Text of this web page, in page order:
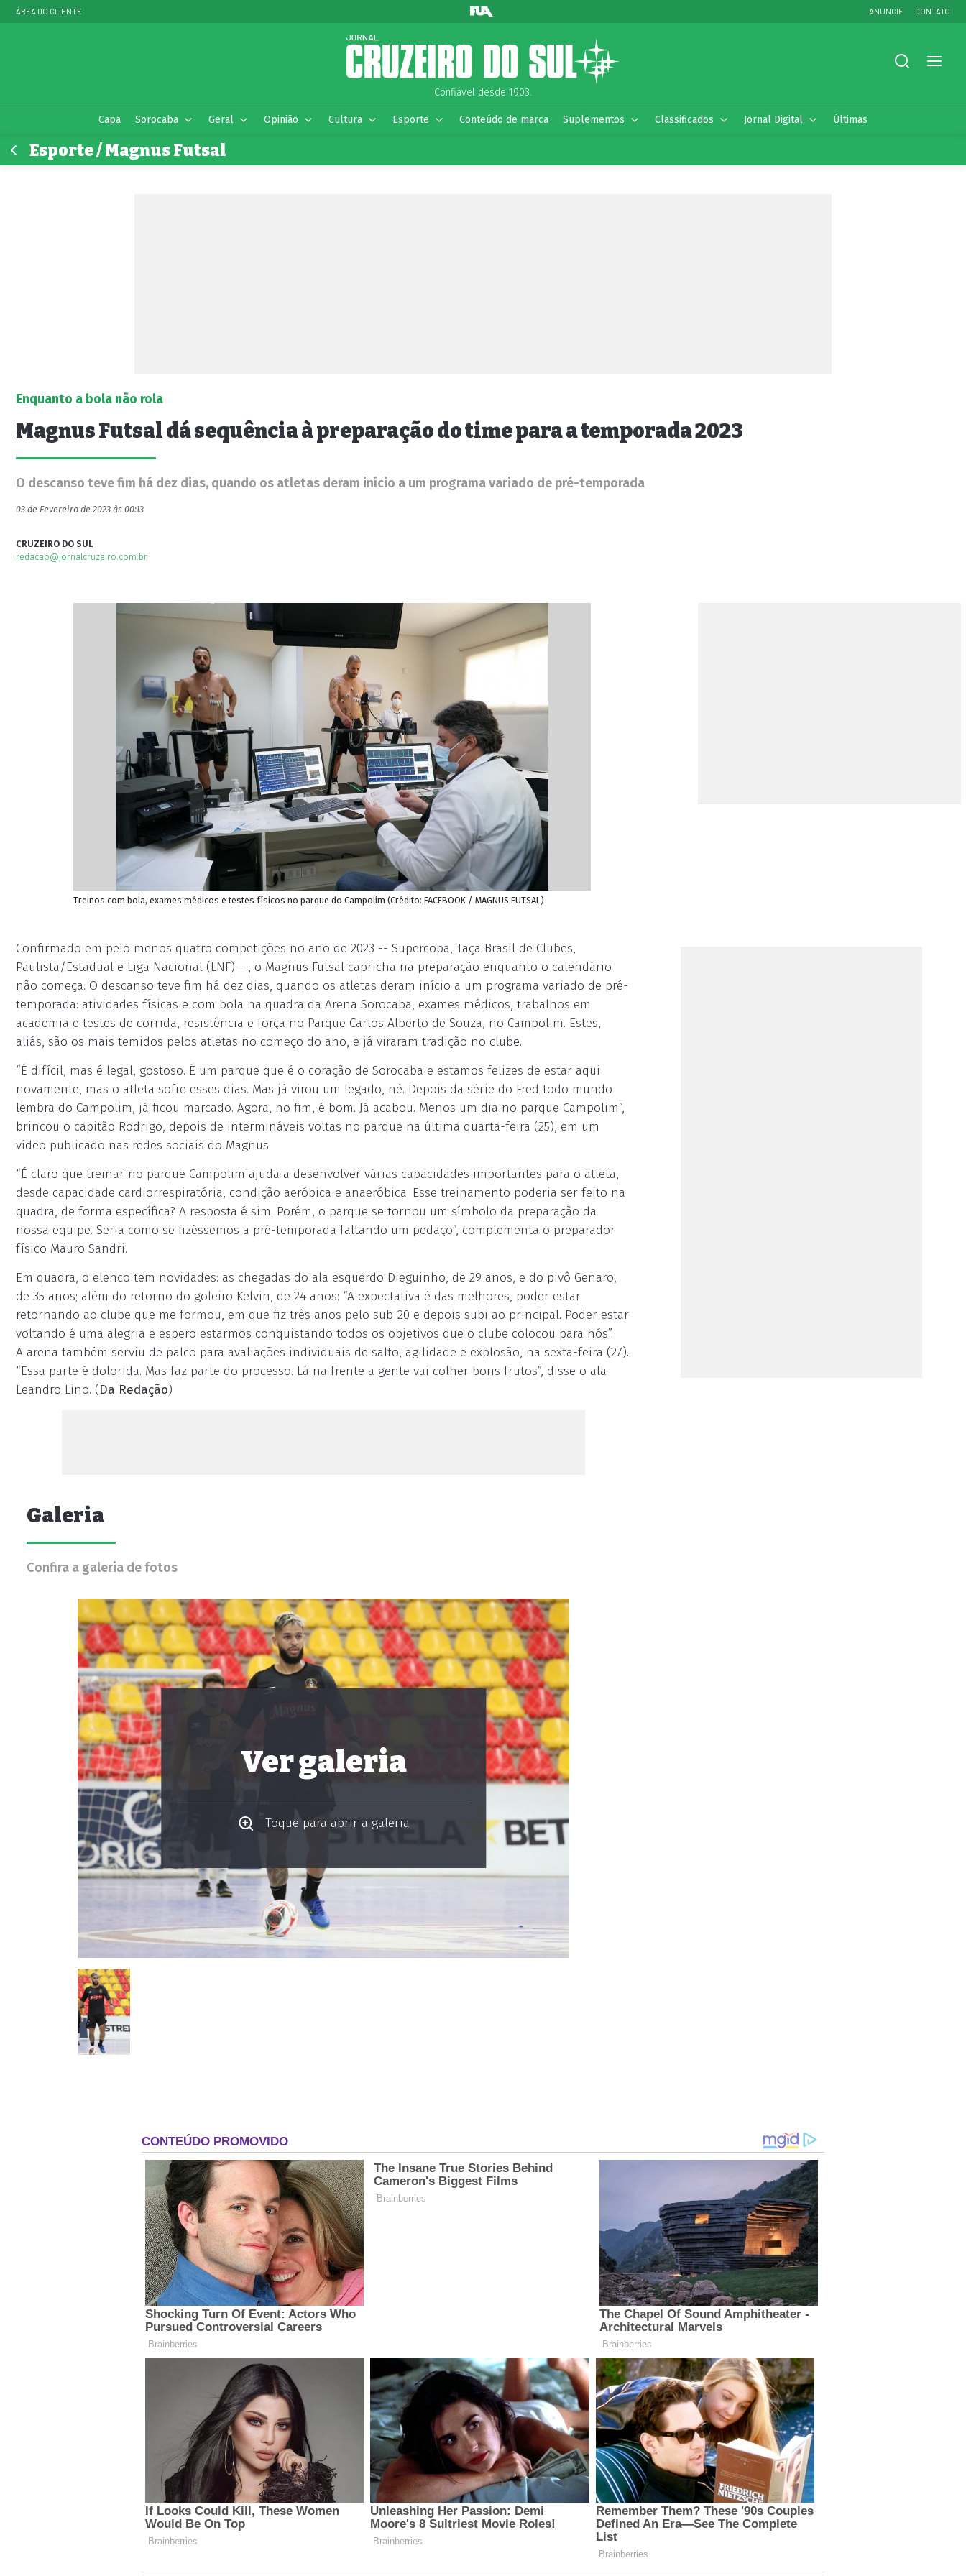
ÁREA DO CLIENTE ANUNCIE CONTATO
Confiável desde 1903.
Capa Sorocaba Geral Opinião Cultura Esporte Conteúdo de marca Suplementos Classificados Jornal Digital Últimas
Esporte / Magnus Futsal
Enquanto a bola não rola
Magnus Futsal dá sequência à preparação do time para a temporada 2023
O descanso teve fim há dez dias, quando os atletas deram início a um programa variado de pré-temporada
03 de Fevereiro de 2023 às 00:13
CRUZEIRO DO SUL
redacao@jornalcruzeiro.com.br
Treinos com bola, exames médicos e testes físicos no parque do Campolim (Crédito: FACEBOOK / MAGNUS FUTSAL)
Confirmado em pelo menos quatro competições no ano de 2023 -- Supercopa, Taça Brasil de Clubes,
Paulista/Estadual e Liga Nacional (LNF) --, o Magnus Futsal capricha na preparação enquanto o calendário
não começa. O descanso teve fim há dez dias, quando os atletas deram início a um programa variado de pré-
temporada: atividades físicas e com bola na quadra da Arena Sorocaba, exames médicos, trabalhos em
academia e testes de corrida, resistência e força no Parque Carlos Alberto de Souza, no Campolim. Estes,
aliás, são os mais temidos pelos atletas no começo do ano, e já viraram tradição no clube.
“É difícil, mas é legal, gostoso. É um parque que é o coração de Sorocaba e estamos felizes de estar aqui
novamente, mas o atleta sofre esses dias. Mas já virou um legado, né. Depois da série do Fred todo mundo
lembra do Campolim, já ficou marcado. Agora, no fim, é bom. Já acabou. Menos um dia no parque Campolim”,
brincou o capitão Rodrigo, depois de intermináveis voltas no parque na última quarta-feira (25), em um
vídeo publicado nas redes sociais do Magnus.
“É claro que treinar no parque Campolim ajuda a desenvolver várias capacidades importantes para o atleta,
desde capacidade cardiorrespiratória, condição aeróbica e anaeróbica. Esse treinamento poderia ser feito na
quadra, de forma específica? A resposta é sim. Porém, o parque se tornou um símbolo da preparação da
nossa equipe. Seria como se fizéssemos a pré-temporada faltando um pedaço”, complementa o preparador
físico Mauro Sandri.
Em quadra, o elenco tem novidades: as chegadas do ala esquerdo Dieguinho, de 29 anos, e do pivô Genaro,
de 35 anos; além do retorno do goleiro Kelvin, de 24 anos: “A expectativa é das melhores, poder estar
retornando ao clube que me formou, em que fiz três anos pelo sub-20 e depois subi ao principal. Poder estar
voltando é uma alegria e espero estarmos conquistando todos os objetivos que o clube colocou para nós”.
A arena também serviu de palco para avaliações individuais de salto, agilidade e explosão, na sexta-feira (27).
“Essa parte é dolorida. Mas faz parte do processo. Lá na frente a gente vai colher bons frutos”, disse o ala
Leandro Lino. (Da Redação)
Galeria
Confira a galeria de fotos
Ver galeria
Toque para abrir a galeria